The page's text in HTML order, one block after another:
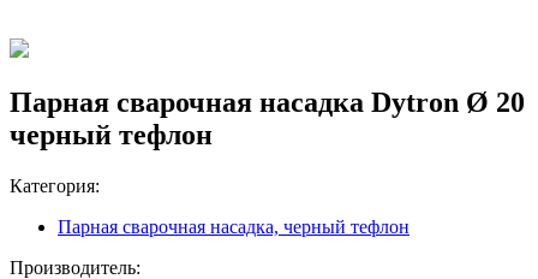
Парная сварочная насадка Dytron Ø 20
черный тефлон
Категория:
Парная сварочная насадка, черный тефлон
Производитель: